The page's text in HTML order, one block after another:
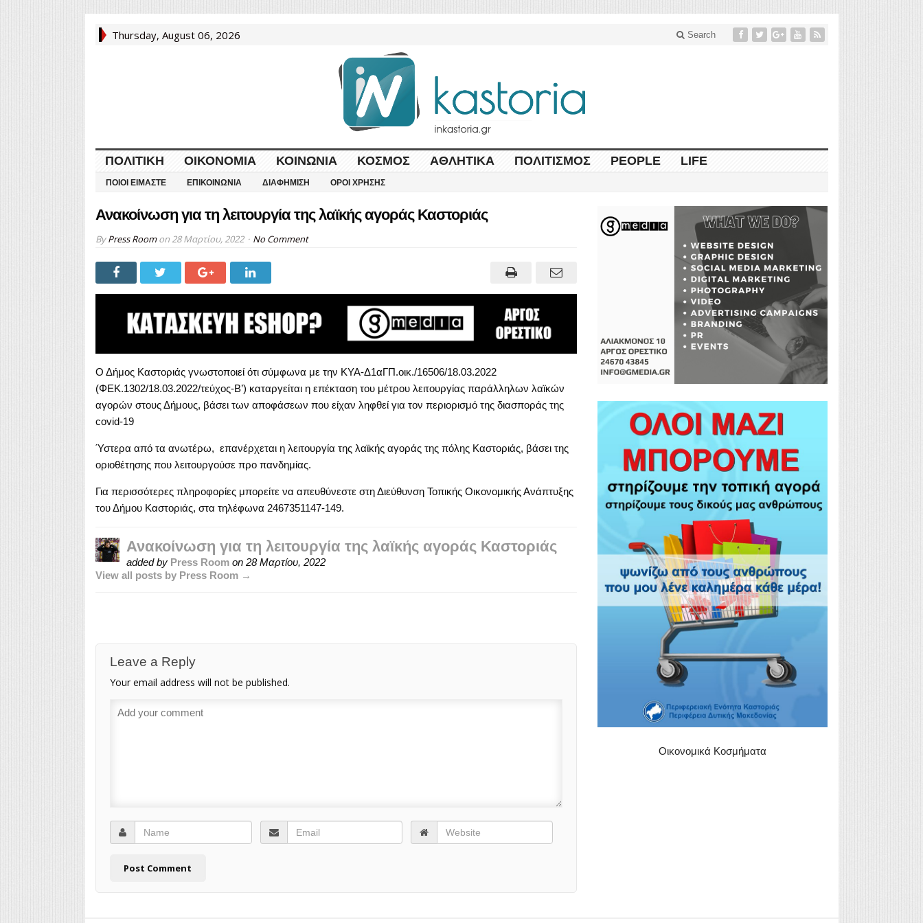
Thursday, August 06, 2026 Search
ΠΟΛΙΤΙΚΉ ΟΙΚΟΝΟΜΊΑ ΚΟΙΝΩΝΊΑ ΚΌΣΜΟΣ ΑΘΛΗΤΙΚΆ ΠΟΛΙΤΙΣΜΌΣ PEOPLE LIFE
ΠΟΙΟΙ ΕΊΜΑΣΤΕ ΕΠΙΚΟΙΝΩΝΊΑ ΔΙΑΦΉΜΙΣΗ ΌΡΟΙ ΧΡΉΣΗΣ
Ανακοίνωση για τη λειτουργία της λαϊκής αγοράς Καστοριάς
ByPress Roomon 28 Μαρτίου, 2022 No Comment
Ο Δήμος Καστοριάς γνωστοποιεί ότι σύμφωνα με την ΚΥΑ-Δ1αΓΠ.οικ./16506/18.03.2022
(ΦΕΚ.1302/18.03.2022/τεύχος-Β’) καταργείται η επέκταση του μέτρου λειτουργίας παράλληλων λαϊκών
αγορών στους Δήμους, βάσει των αποφάσεων που είχαν ληφθεί για τον περιορισμό της διασποράς της
covid-19
Ύστερα από τα ανωτέρω, επανέρχεται η λειτουργία της λαϊκής αγοράς της πόλης Καστοριάς, βάσει της
οριοθέτησης που λειτουργούσε προ πανδημίας.
Για περισσότερες πληροφορίες μπορείτε να απευθύνεστε στη Διεύθυνση Τοπικής Οικονομικής Ανάπτυξης
του Δήμου Καστοριάς, στα τηλέφωνα 2467351147-149.
Ανακοίνωση για τη λειτουργία της λαϊκής αγοράς Καστοριάς
added by Press Roomon 28 Μαρτίου, 2022
View all posts by Press Room →
Leave a Reply
Your email address will not be published.
Οικονομικά Κοσμήματα